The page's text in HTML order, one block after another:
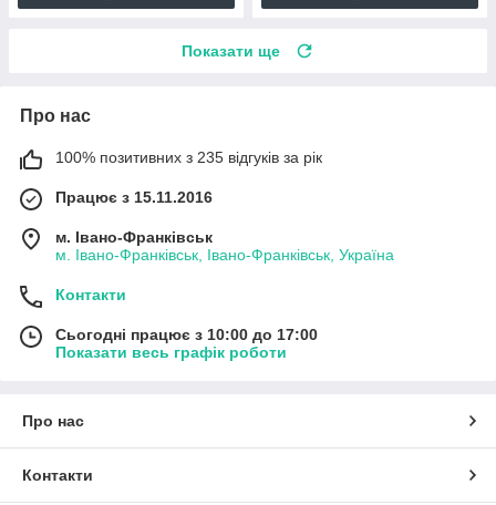
Показати ще
Про нас
100% позитивних з 235 відгуків за рік
Працює з 15.11.2016
м. Івано-Франківськ
м. Івано-Франківськ, Івано-Франківськ, Україна
Контакти
Сьогодні працює з 10:00 до 17:00
Показати весь графік роботи
Про нас
Контакти